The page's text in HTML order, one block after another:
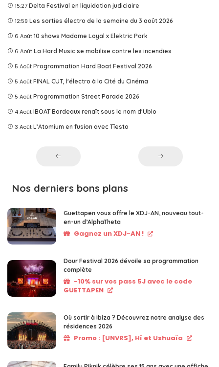
15:27 Delta Festival en liquidation judiciaire
12:59 Les sorties électro de la semaine du 3 août 2026
6 Août 10 shows Madame Loyal x Elektric Park
6 Août La Hard Music se mobilise contre les incendies
5 Août Programmation Hard Boat Festival 2026
5 Août FINAL CUT, l'électro à la Cité du Cinéma
5 Août Programmation Street Parade 2026
4 Août IBOAT Bordeaux renaît sous le nom d'Ublo
3 Août L’Atomium en fusion avec Tîesto
Nos derniers bons plans
Guettapen vous offre le XDJ-AN, nouveau tout-
en-un d’AlphaTheta
Gagnez un XDJ-AN !
Dour Festival 2026 dévoile sa programmation
complète
-10% sur vos pass 5J avec le code
GUETTAPEN
Où sortir à Ibiza ? Découvrez notre analyse des
résidences 2026
Promo : [UNVRS], Hï et Ushuaïa